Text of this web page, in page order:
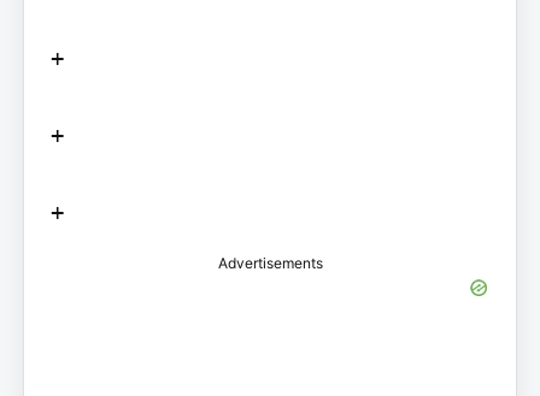
+
+
+
Advertisements